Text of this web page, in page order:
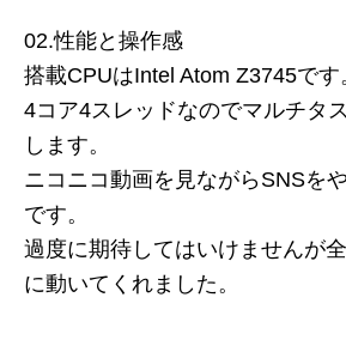
02.性能と操作感
搭載CPUはIntel Atom Z3745です
4コア4スレッドなのでマルチタ
します。
ニコニコ動画を見ながらSNSを
です。
過度に期待してはいけませんが
に動いてくれました。